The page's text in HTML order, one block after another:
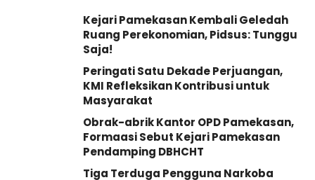
Kejari Pamekasan Kembali Geledah
Ruang Perekonomian, Pidsus: Tunggu
Saja!
Peringati Satu Dekade Perjuangan,
KMI Refleksikan Kontribusi untuk
Masyarakat
Obrak-abrik Kantor OPD Pamekasan,
Formaasi Sebut Kejari Pamekasan
Pendamping DBHCHT
Tiga Terduga Pengguna Narkoba